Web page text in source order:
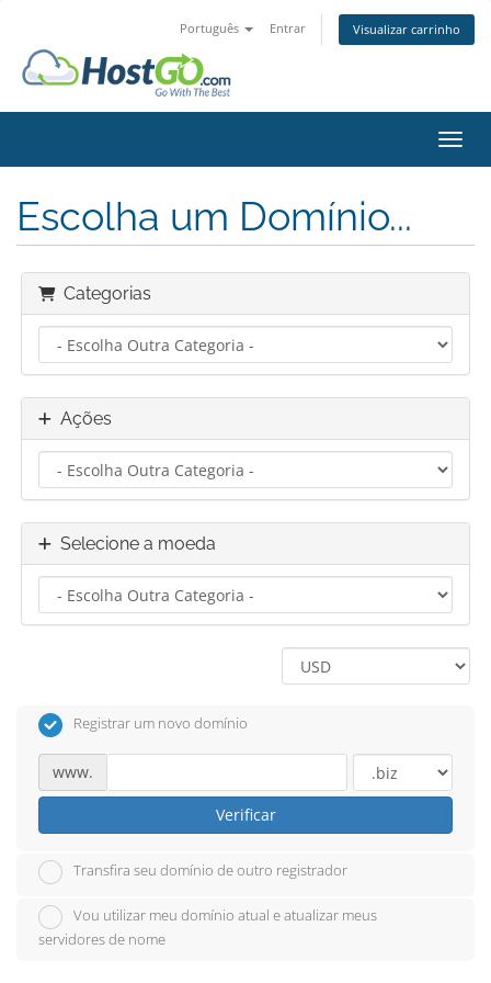
Português Entrar Visualizar carrinho
Escolha um Domínio...
Categorias
Ações
Selecione a moeda
Registrar um novo domínio
www.
Verificar
Transfira seu domínio de outro registrador
Vou utilizar meu domínio atual e atualizar meus
servidores de nome